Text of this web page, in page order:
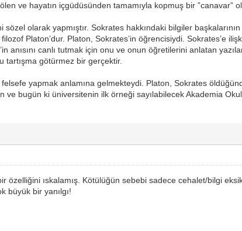
ve hayatın içgüdüsünden tamamıyla kopmuş bir ”canavar”
olarak yapmıştır. Sokrates hakkındaki bilgiler
Platon’dur. Platon, Sokrates’in öğrencisiydi. Sokrates’e
anısını canlı tutmak için onu ve onun öğretilerini anlatan
tartışma götürmez bir gerçektir.
yapmak anlamına gelmekteydi. Platon, Sokrates
ve bugün ki üniversitenin ilk örneği sayılabilecek Akademia
özelliğini ıskalamış. Kötülüğün sebebi sadece cehalet/bilgi
büyük bir yanılgı!